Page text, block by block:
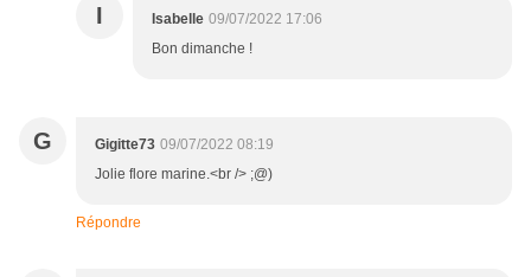
I Isabelle 09/07/2022 17:06
Bon dimanche !
G Gigitte73 09/07/2022 08:19
Jolie flore marine.<br /> ;@)
Répondre